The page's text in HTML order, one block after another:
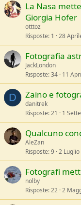
La Nasa
Giorgia Hofer
otttoz
Risposte 1 28
Fotografia
JackLondon
Risposte 34 11
D Zaino e
danitrek
Risposte 21 1
Qualcuno
AleZan
Risposte 9 2
Fotografi
nolby
Risposte 22 2